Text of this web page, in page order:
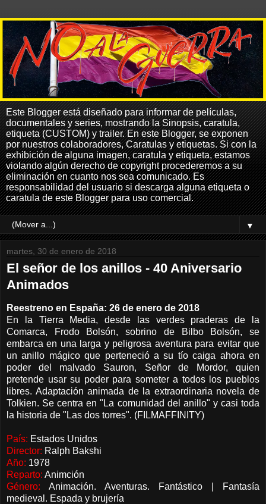
Este Blogger está diseñado para informar de películas,
documentales y series, mostrando la Sinopsis, caratula,
etiqueta (CUSTOM) y trailer. En este Blogger, se exponen
por nuestros colaboradores, Caratulas y etiquetas. Si con la
exhibición de alguna imagen, caratula y etiqueta, estamos
violando algún derecho de copyright procederemos a su
eliminación en cuanto nos sea comunicado. Es
responsabilidad del usuario si descarga alguna etiqueta o
caratula de este Blogger para uso comercial.
▼
martes, 30 de enero de 2018
El señor de los anillos - 40 Aniversario
Animados
Reestreno en España: 26 de enero de 2018
En la Tierra Media, desde las verdes praderas de la
Comarca, Frodo Bolsón, sobrino de Bilbo Bolsón, se
embarca en una larga y peligrosa aventura para evitar que
un anillo mágico que perteneció a su tío caiga ahora en
poder del malvado Sauron, Señor de Mordor, quien
pretende usar su poder para someter a todos los pueblos
libres. Adaptación animada de la extraordinaria novela de
Tolkien. Se centra en "La comunidad del anillo" y casi toda
la historia de "Las dos torres". (FILMAFFINITY)
País: Estados Unidos
Director: Ralph Bakshi
Año: 1978
Reparto: Animción
Género: Animación. Aventuras. Fantástico | Fantasía
medieval. Espada y brujería